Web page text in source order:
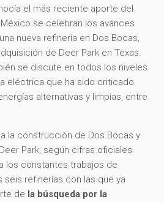
el más reciente aporte del
se celebran los avances
nueva refinería en Dos Bocas,
de Deer Park en Texas.
se discute en todos los niveles
eléctrica que ha sido criticado
alternativas y limpias, entre
la construcción de Dos Bocas y
Park, según cifras oficiales
los constantes trabajos de
seis refinerías con las que ya
de la búsqueda por la